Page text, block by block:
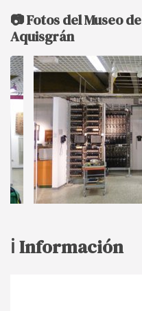
📷 Fotos del Museo
Aquisgrán
ℹ️ Información